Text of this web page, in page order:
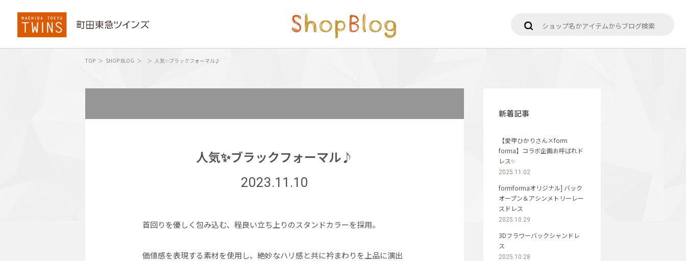
TOP SHOP BLOG 人気✨ブラックフォーマル♪
人気✨ブラックフォーマル♪
2023.11.10
首回りを優しく包み込む、程良い立ち上りのスタンドカラーを採用。
価値感を表現する素材を使用し、絶妙なハリ感と共に衿まわりを上品に演出
新着記事
【愛甲ひかりさん×form
forma】コラボ企画お呼ばれド
レス✨
2025.11.02
formformaオリジナル] バック
オープン＆アシンメトリーレー
スドレス
2025.10.29
3Dフラワーバックシャンドレ
ス
2025.10.28